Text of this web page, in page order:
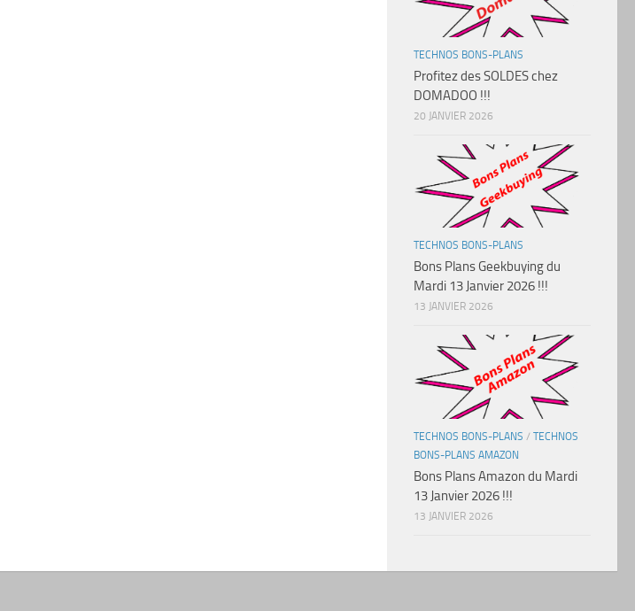
TECHNOS BONS-PLANS
Profitez des SOLDES chez
DOMADOO !!!
20 JANVIER 2026
TECHNOS BONS-PLANS
Bons Plans Geekbuying du
Mardi 13 Janvier 2026 !!!
13 JANVIER 2026
TECHNOS BONS-PLANS / TECHNOS
BONS-PLANS AMAZON
Bons Plans Amazon du Mardi
13 Janvier 2026 !!!
13 JANVIER 2026